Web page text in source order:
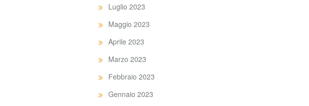
Luglio 2023
Maggio 2023
Aprile 2023
Marzo 2023
Febbraio 2023
Gennaio 2023